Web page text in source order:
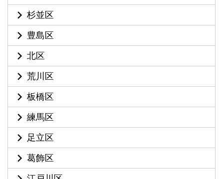
杉並区
豊島区
北区
荒川区
板橋区
練馬区
足立区
葛飾区